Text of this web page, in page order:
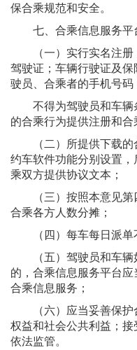
保合乘规范和安全。
七、合乘信息服务平
（一）实行实名注册
驾驶证；车辆行驶证及
驶员、合乘者的手机号码
不得为驾驶员和车辆
的合乘行为提供注册和合
（二）所提供下载的
约车软件功能分别设置
乘双方提供协议文本；
（三）按照本意见第
合乘各方人数分摊；
（四）每车每日派单
（五）驾驶员和车辆
的，合乘信息服务平台
合乘信息服务；
（六）应当妥善保护
权益和社会公共利益；
依法监管。